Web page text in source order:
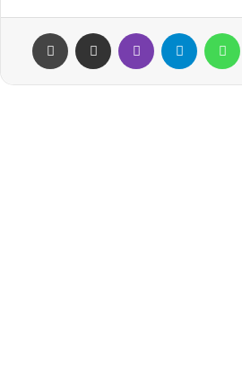
ماسنجر واتساب تيلقرام ڤايبر مشاركة عبر البريد